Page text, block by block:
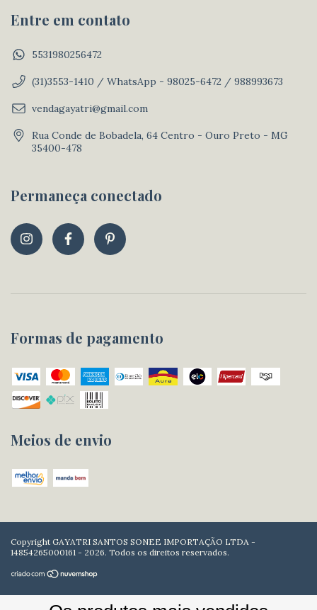
Entre em contato
5531980256472
(31)3553-1410 / WhatsApp - 98025-6472 / 988993673
vendagayatri@gmail.com
Rua Conde de Bobadela, 64 Centro - Ouro Preto - MG
35400-478
Permaneça conectado
Formas de pagamento
Meios de envio
Copyright GAYATRI SANTOS SONEE IMPORTAÇÃO LTDA -
14854265000161 - 2026. Todos os direitos reservados.